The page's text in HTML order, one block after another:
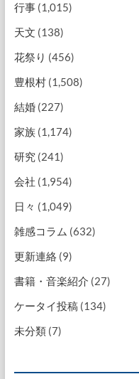
行事(1,015)
天文 (138)
花祭り (456)
豊根村(1,508)
結婚(227)
家族(1,174)
研究(241)
会社 (1,954)
日々 (1,049)
雑感コラム (632)
更新連絡(9)
書籍・音楽紹介 (27)
ケータイ投稿(134)
未分類(7)